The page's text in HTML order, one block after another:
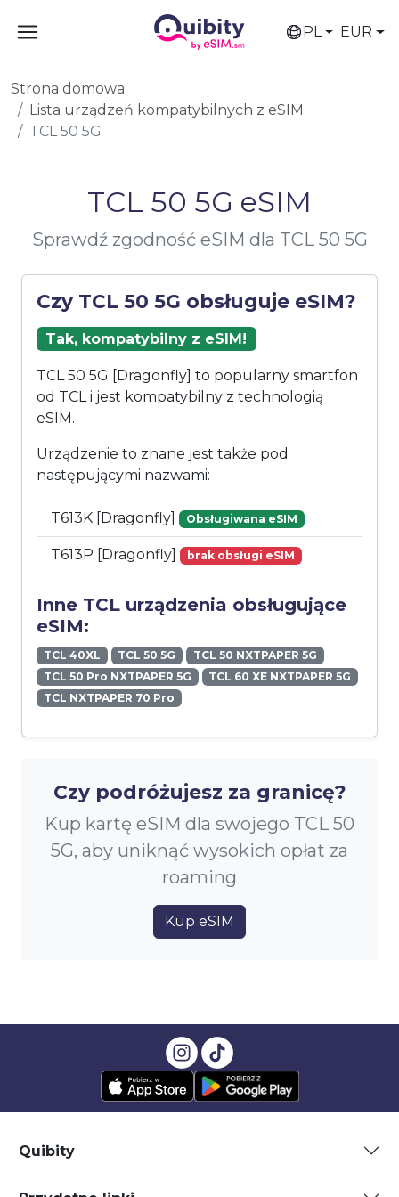
PL EUR
Strona domowa
Lista urządzeń kompatybilnych z eSIM
TCL 50 5G
TCL 50 5G eSIM
Sprawdź zgodność eSIM dla TCL 50 5G
Czy TCL 50 5G obsługuje eSIM?
Tak, kompatybilny z eSIM!
TCL 50 5G [Dragonfly] to popularny smartfon
od TCL i jest kompatybilny z technologią
eSIM.
Urządzenie to znane jest także pod
następującymi nazwami:
T613K [Dragonfly] Obsługiwana eSIM
T613P [Dragonfly] brak obsługi eSIM
Inne TCL urządzenia obsługujące
eSIM:
TCL 40XL TCL 50 5G
TCL 50 NXTPAPER 5G
TCL 50 Pro NXTPAPER 5G
TCL 60 XE NXTPAPER 5G
TCL NXTPAPER 70 Pro
Czy podróżujesz za granicę?
Kup kartę eSIM dla swojego TCL 50
5G, aby uniknąć wysokich opłat za
roaming
Kup eSIM
Quibity